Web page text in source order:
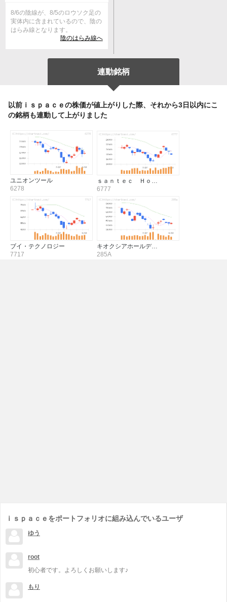
8/6の陰線が、8/5のロウソク足の
実体内に含まれているので、陰の
はらみ線となります。
陰のはらみ線へ
連動銘柄
以前ｉｓｐａｃｅの株価が値上がりした際、それから3日以内にこ
の銘柄も連動して上がりました
ユニオンツール
6278
ｓａｎｔｅｃ Ｈｏ…
6777
ブイ・テクノロジー
7717
キオクシアホールデ…
285A
ｉｓｐａｃｅをポートフォリオに組み込んでいるユーザ
ゆう
root
初心者です。よろしくお願いします♪
もり